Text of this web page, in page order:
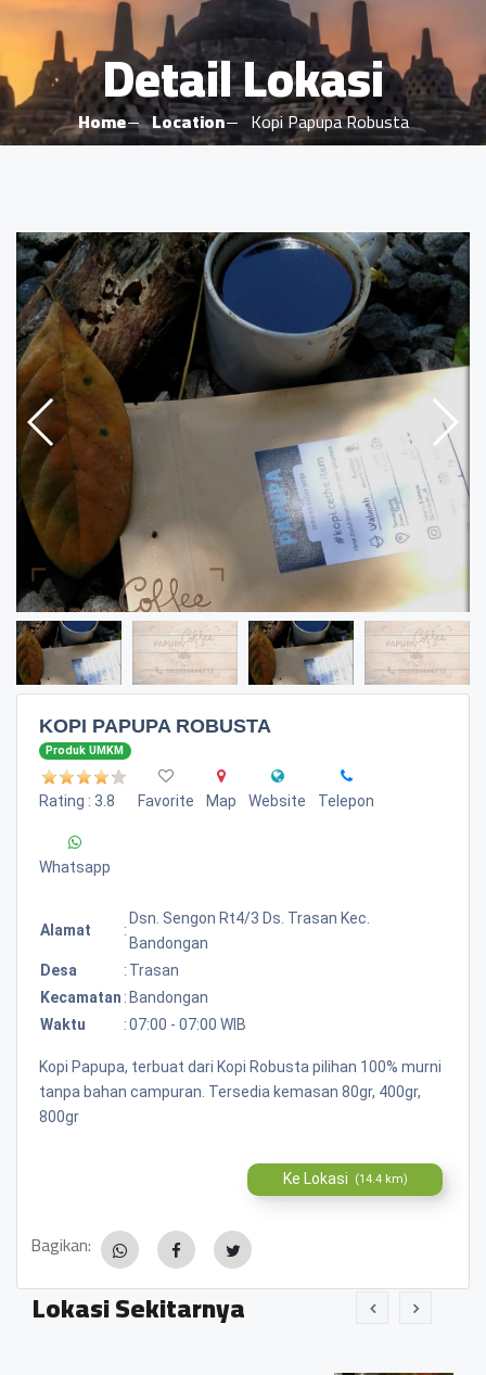
Detail Lokasi
Home Location Kopi Papupa Robusta
KOPI PAPUPA ROBUSTA
Produk UMKM
Rating : 3.8 Favorite Map Website Telepon
Whatsapp
Alamat :
Dsn. Sengon Rt4/3 Ds. Trasan Kec.
Bandongan
Desa
: Trasan
Kecamatan : Bandongan
Waktu
:07:00 - 07:00 WIB
Kopi Papupa, terbuat dari Kopi Robusta pilihan 100% murni
tanpa bahan campuran. Tersedia kemasan 80gr, 400gr,
800gr
Ke Lokasi (14.4 km)
Bagikan:
Lokasi Sekitarnya